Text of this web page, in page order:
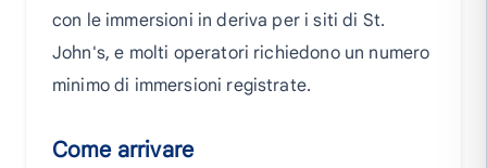
con le immersioni in deriva per i siti di St.
John's, e molti operatori richiedono un numero
minimo di immersioni registrate.
Come arrivare